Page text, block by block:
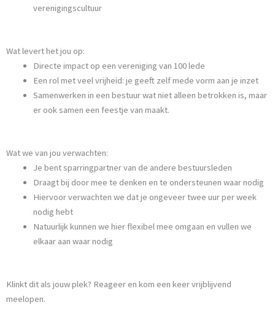
verenigingscultuur
Wat levert het jou op:
Directe impact op een vereniging van 100 lede
Een rol met veel vrijheid: je geeft zelf mede vorm aan je inzet
Samenwerken in een bestuur wat niet alleen betrokken is, maar
er ook samen een feestje van maakt.
Wat we van jou verwachten:
Je bent sparringpartner van de andere bestuursleden
Draagt bij door mee te denken en te ondersteunen waar nodig
Hiervoor verwachten we dat je ongeveer twee uur per week
nodig hebt
Natuurlijk kunnen we hier flexibel mee omgaan en vullen we
elkaar aan waar nodig
Klinkt dit als jouw plek? Reageer en kom een keer vrijblijvend
meelopen.